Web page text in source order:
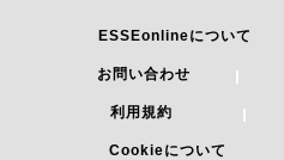
ESSEonlineについて
お問い合わせ
利用規約
Cookieについて